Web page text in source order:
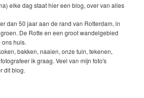
elke dag staat hier een blog, over van alles
dan 50 jaar aan de rand van Rotterdam, in
De Rotte en een groot wandelgebied
huis.
bakken, naaien, onze tuin, tekenen,
ik graag. Veel van mijn foto's
dit blog.